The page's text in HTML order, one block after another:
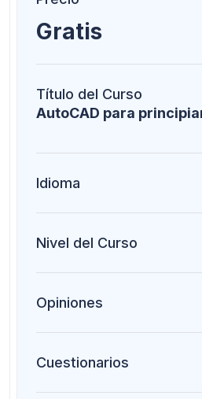
Gratis
Título del Curso
AutoCAD para
Idioma
Nivel del Curso
Opiniones
Cuestionarios